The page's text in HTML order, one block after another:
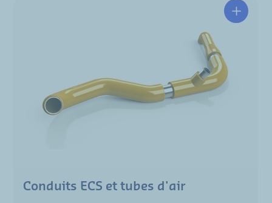
Conduits ECS et tubes d'air